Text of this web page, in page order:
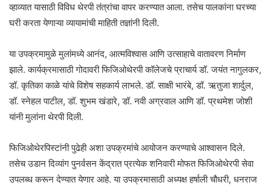
व्हाव्यात यासाठी विविध थेरपी तंत्रांचा वापर करण्यात आला. तसेच पालकांना घरच्या
घरी करता येणाऱ्या व्यायामांची माहिती तज्ञांनी दिली.
या उपक्रमामुळे मुलांमध्ये आनंद, आत्मविश्वास आणि उत्साहाचे वातावरण निर्माण
झाले. कार्यक्रमासाठी गोदावरी फिजिओथेरपी कॉलेजचे प्राचार्य डॉ. जयंत नागुलकर,
डॉ. कृतिका काळे यांचे विशेष सहकार्य लाभले. डॉ. साक्षी भारंबे, डॉ. ऋतुजा शार्दुल,
डॉ. स्नेहल पाटील, डॉ. शुभम खंडारे, डॉ. नवी अग्रवाल आणि डॉ. प्रथमेश जोशी
यांनी मुलांना थेरपी दिली.
फिजिओथेरपिस्टांनी पुढेही अशा उपक्रमांचे आयोजन करण्याचे आश्वासन दिले.
तसेच उडान दिव्यांग पुनर्वसन केंद्रात प्रत्येक शनिवारी मोफत फिजिओथेरपी सेवा
उपलब्ध करून देण्यात येणार आहे. या उपक्रमासाठी अध्यक्ष हर्षाली चौधरी, धनराज